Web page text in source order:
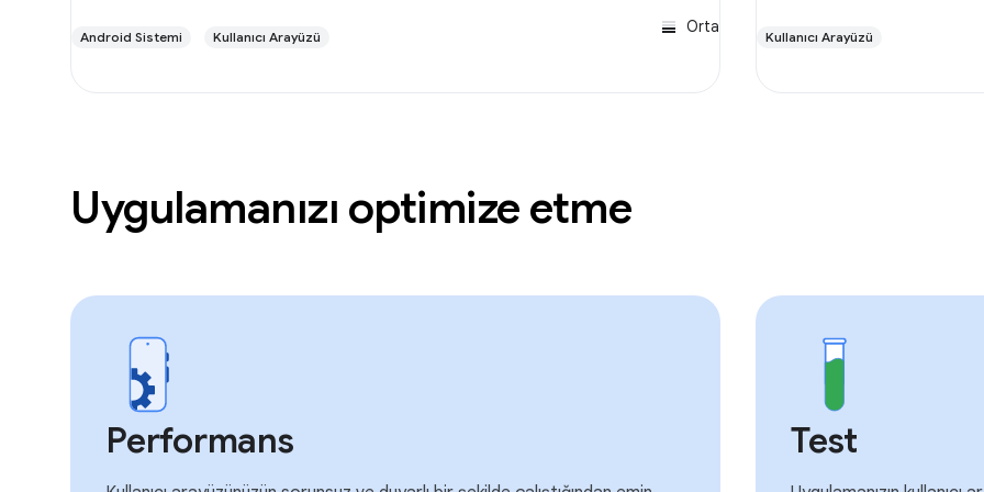
Android Sistemi Kullanıcı Arayüzü
Orta
Kullanıcı Arayüzü
Uygulamanızı optimize etme
Performans Test